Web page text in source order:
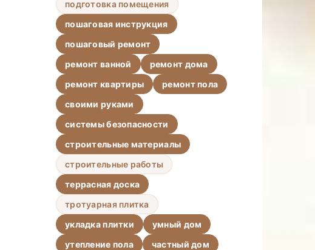
подготовка помещения
пошаговая инструкция
пошаговый ремонт
ремонт ванной
ремонт дома
ремонт квартиры
ремонт пола
своими руками
системы безопасности
строительные материалы
строительные работы
террасная доска
тротуарная плитка
укладка плитки
умный дом
утепление пола
частный дом